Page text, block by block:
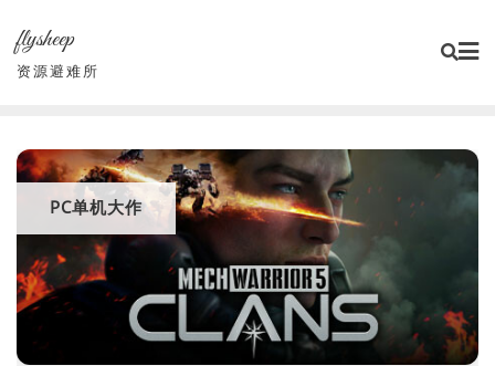
content
flysheep
资源避难所
PC单机大作